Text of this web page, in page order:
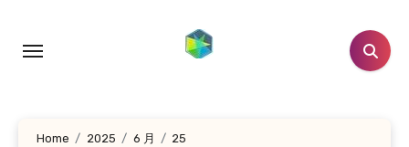
Home 2025 6 月
25